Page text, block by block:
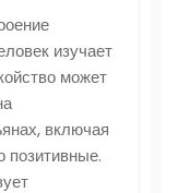
изучает
может
включая
позитивные.